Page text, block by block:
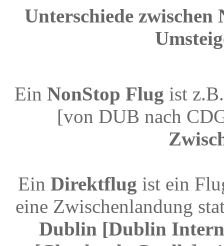
Unterschiede
Ein NonStop Flug ist
[von DUB nach
Ein Direktflug ist ein
eine Zwischenlandung
Dublin [Dublin